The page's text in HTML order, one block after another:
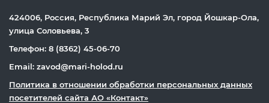
424006, Россия, Республика Марий Эл, город Йошкар-Ола,
улица Соловьева, 3
Телефон: 8 (8362) 45-06-70
Email: zavod@mari-holod.ru
Политика в отношении обработки персональных данных
посетителей сайта АО «Контакт»